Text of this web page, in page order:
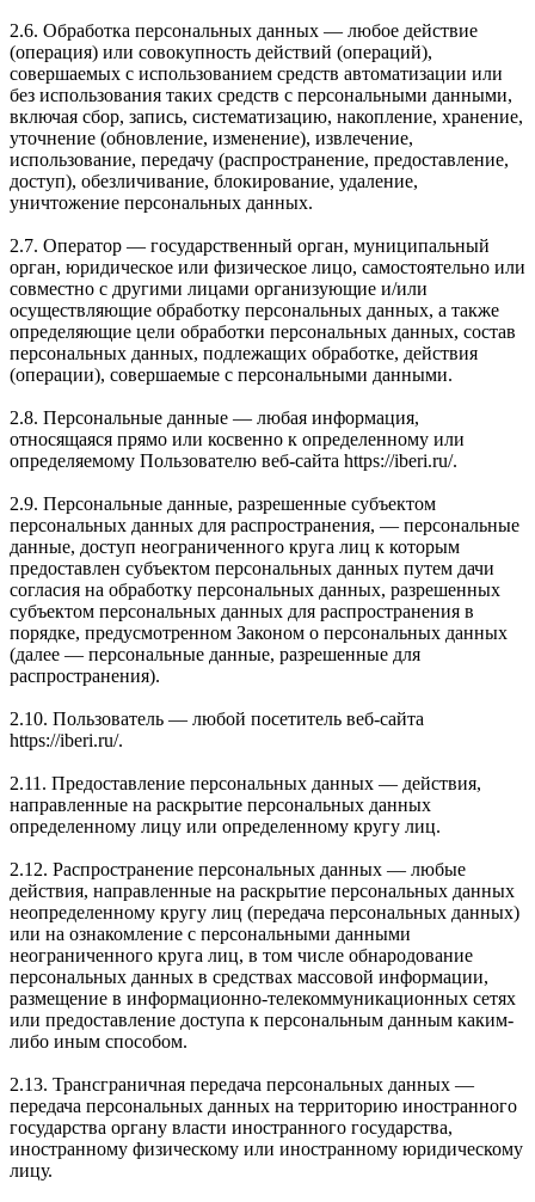
2.6. Обработка персональных данных — любое действие
(операция) или совокупность действий (операций),
совершаемых с использованием средств автоматизации или
без использования таких средств с персональными данными,
включая сбор, запись, систематизацию, накопление, хранение,
уточнение (обновление, изменение), извлечение,
использование, передачу (распространение, предоставление,
доступ), обезличивание, блокирование, удаление,
уничтожение персональных данных.
2.7. Оператор — государственный орган, муниципальный
орган, юридическое или физическое лицо, самостоятельно или
совместно с другими лицами организующие и/или
осуществляющие обработку персональных данных, а также
определяющие цели обработки персональных данных, состав
персональных данных, подлежащих обработке, действия
(операции), совершаемые с персональными данными.
2.8. Персональные данные — любая информация,
относящаяся прямо или косвенно к определенному или
определяемому Пользователю веб-сайта https://iberi.ru/.
2.9. Персональные данные, разрешенные субъектом
персональных данных для распространения, — персональные
данные, доступ неограниченного круга лиц к которым
предоставлен субъектом персональных данных путем дачи
согласия на обработку персональных данных, разрешенных
субъектом персональных данных для распространения в
порядке, предусмотренном Законом о персональных данных
(далее — персональные данные, разрешенные для
распространения).
2.10. Пользователь — любой посетитель веб-сайта
https://iberi.ru/.
2.11. Предоставление персональных данных — действия,
направленные на раскрытие персональных данных
определенному лицу или определенному кругу лиц.
2.12. Распространение персональных данных — любые
действия, направленные на раскрытие персональных данных
неопределенному кругу лиц (передача персональных данных)
или на ознакомление с персональными данными
неограниченного круга лиц, в том числе обнародование
персональных данных в средствах массовой информации,
размещение в информационно-телекоммуникационных сетях
или предоставление доступа к персональным данным каким-
либо иным способом.
2.13. Трансграничная передача персональных данных —
передача персональных данных на территорию иностранного
государства органу власти иностранного государства,
иностранному физическому или иностранному юридическому
лицу.